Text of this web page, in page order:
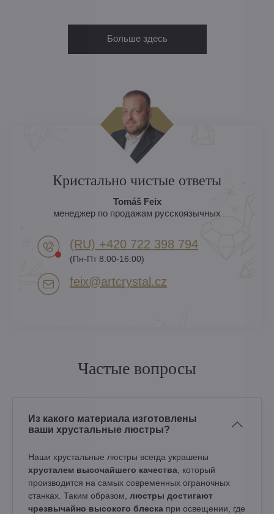
Больше здесь
Кристально чистые ответы
Tomáš Feix
менеджер по продажам русскоязычных
(RU) +420 722 398 794​
(Пн-Пт 8:00-16:00)
feix​@artcrystal​.cz
Частые вопросы
Из какого материала изготовлены
ваши хрустальные люстры?
Наши хрустальные люстры всегда украшены
хрусталем высочайшего качества , который
производится на самых современных ограночных
станках. Таким образом, люстры достигают
чрезвычайно высокого блеска при освещении, где